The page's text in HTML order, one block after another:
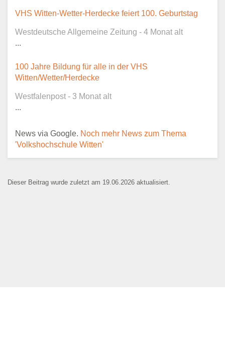
Dieser Teil dient lediglich zur
öffentlich sichtbar.
E-Mail*
VHS Witten-Wetter-Herdecke feiert 100. Geburtstag
Westdeutsche Allgemeine Zeitung - 4 Monat alt
...
100 Jahre Bildung für alle in der VHS
Witten/Wetter/Herdecke
Westfalenpost - 3 Monat alt
...
News via Google. Noch mehr News zum Thema
'Volkshochschule Witten'
Dieser Beitrag wurde zuletzt am 19.06.2026 aktualisiert.